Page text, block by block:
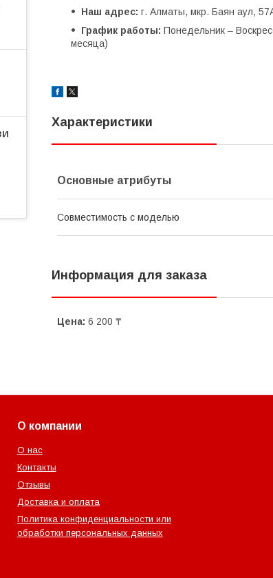
Наш адрес: г. Алматы, мкр. Баян аул,
График работы: Понедельник –
месяца)
Характеристики
Основные атрибуты
Совместимость с моделью
Информация для заказа
Цена: 6 200 ₸
О компании
О нас
Контакты
Отзывы
Доставка и оплата
Политика конфиденциальности или
обработки персональных данных